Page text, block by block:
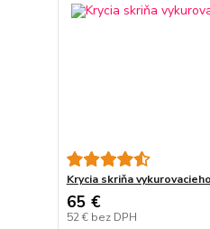
Krycia skriňa
65 €
52 € bez DPH